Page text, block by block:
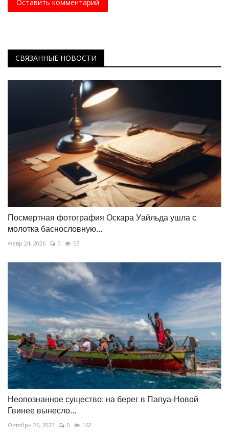
Оставить комментарий
СВЯЗАННЫЕ НОВОСТИ
Посмертная фотография Оскара Уайльда ушла с
молотка баснословную...
Февр 24, 2026 0 57
Неопознанное существо: на берег в Папуа-Новой
Гвинее вынесло...
Октябрь 26, 2023 0 162